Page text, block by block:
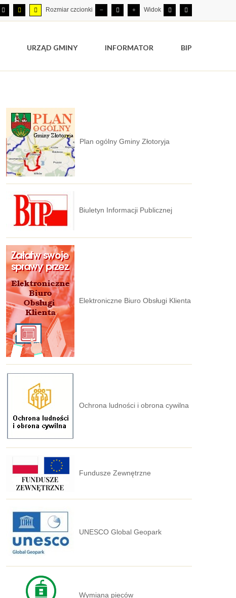
Rozmiar czcionki Widok
URZĄD GMINY INFORMATOR BIP
Plan ogólny Gminy Złotoryja
Biuletyn Informacji Publicznej
Elektroniczne Biuro Obsługi Klienta
Ochrona ludności i obrona cywilna
Fundusze Zewnętrzne
UNESCO Global Geopark
Wymiana pieców